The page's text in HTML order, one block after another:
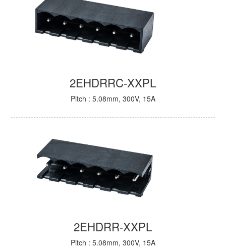
2EHDRRC-XXPL
Pitch : 5.08mm, 300V, 15A
2EHDRR-XXPL
Pitch : 5.08mm, 300V, 15A